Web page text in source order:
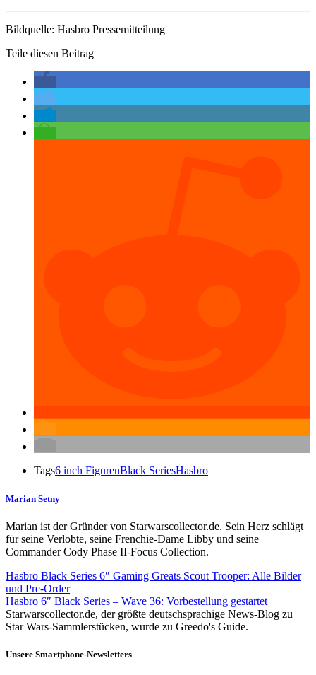
Bildquelle: Hasbro Pressemitteilung
Teile diesen Beitrag
Tags6 inch FigurenBlack SeriesHasbro
Marian Setny
Marian ist der Gründer von Starwarscollector.de. Sein Herz schlägt
für seine Verlobte, seine Frenchie-Dame Libby und seine
Commander Cody Phase II-Focus Collection.
Hasbro Black Series 6″ Gaming Greats Scout Trooper: Alle Bilder
und Pre-Order
Hasbro 6″ Black Series – Wave 36: Vorbestellung gestartet
Starwarscollector.de, der größte deutschsprachige News-Blog zu
Star Wars-Sammlerstücken, wurde zu Greedo's Guide.
Unsere Smartphone-Newsletters